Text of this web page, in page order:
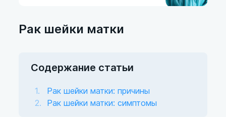
Рак шейки матки
Содержание статьи
Рак шейки матки: причины
Рак шейки матки: симптомы